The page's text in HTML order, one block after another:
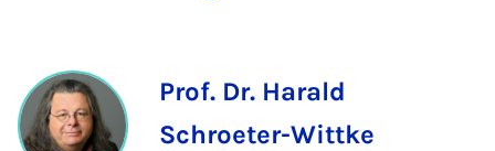
Prof. Dr. Harald
Schroeter-Wittke